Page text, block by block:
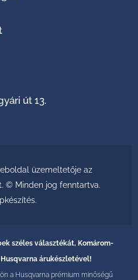
út 13.
üzemeltetője az
© Minden jog fenntartva.
.
széles választékát, Komárom-
árukészletével!
a Husqvarna prémium minőségű